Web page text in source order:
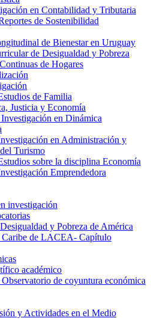
en Contabilidad y Tributaria
de Sostenibilidad
de Bienestar en Uruguay
de Desigualdad y Pobreza
de Hogares
de Familia
Justicia y Economía
en Dinámica
en Administración y
Turismo
sobre la disciplina Economía
Emprendedora
investigación
y Pobreza de América
Caribe de LACEA- Capítulo
académico
de coyuntura económica
y Actividades en el Medio